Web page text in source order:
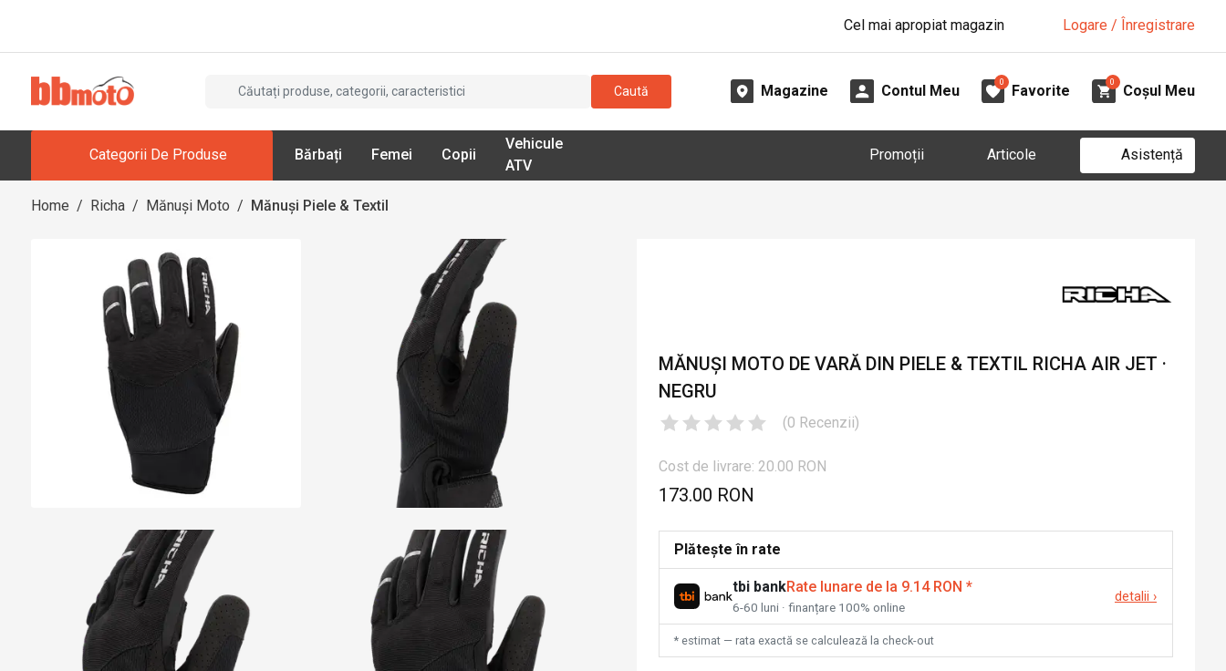
Cel mai apropiat magazin Logare / Înregistrare
Caută Magazine Contul Meu
0
Favorite
0
Coșul Meu
Categorii De Produse Bărbați Femei Copii
Vehicule
ATV
Promoții Articole Asistență
Home / Richa / Mănuși Moto / Mănuși Piele & Textil
MĂNUȘI MOTO DE VARĂ DIN PIELE & TEXTIL RICHA AIR JET ·
NEGRU
(0 Recenzii)
Cost de livrare: 20.00 RON
173.00 RON
Plătește în rate
tbi bankRate lunare de la 9.14 RON *
6-60 luni · finanțare 100% online
detalii ›
* estimat — rata exactă se calculează la check-out